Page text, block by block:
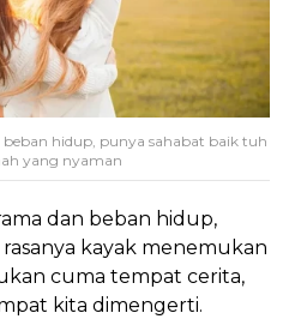
hidup, punya sahabat baik tuh
yang nyaman
dan beban hidup,
kayak menemukan
cuma tempat cerita,
kita dimengerti.